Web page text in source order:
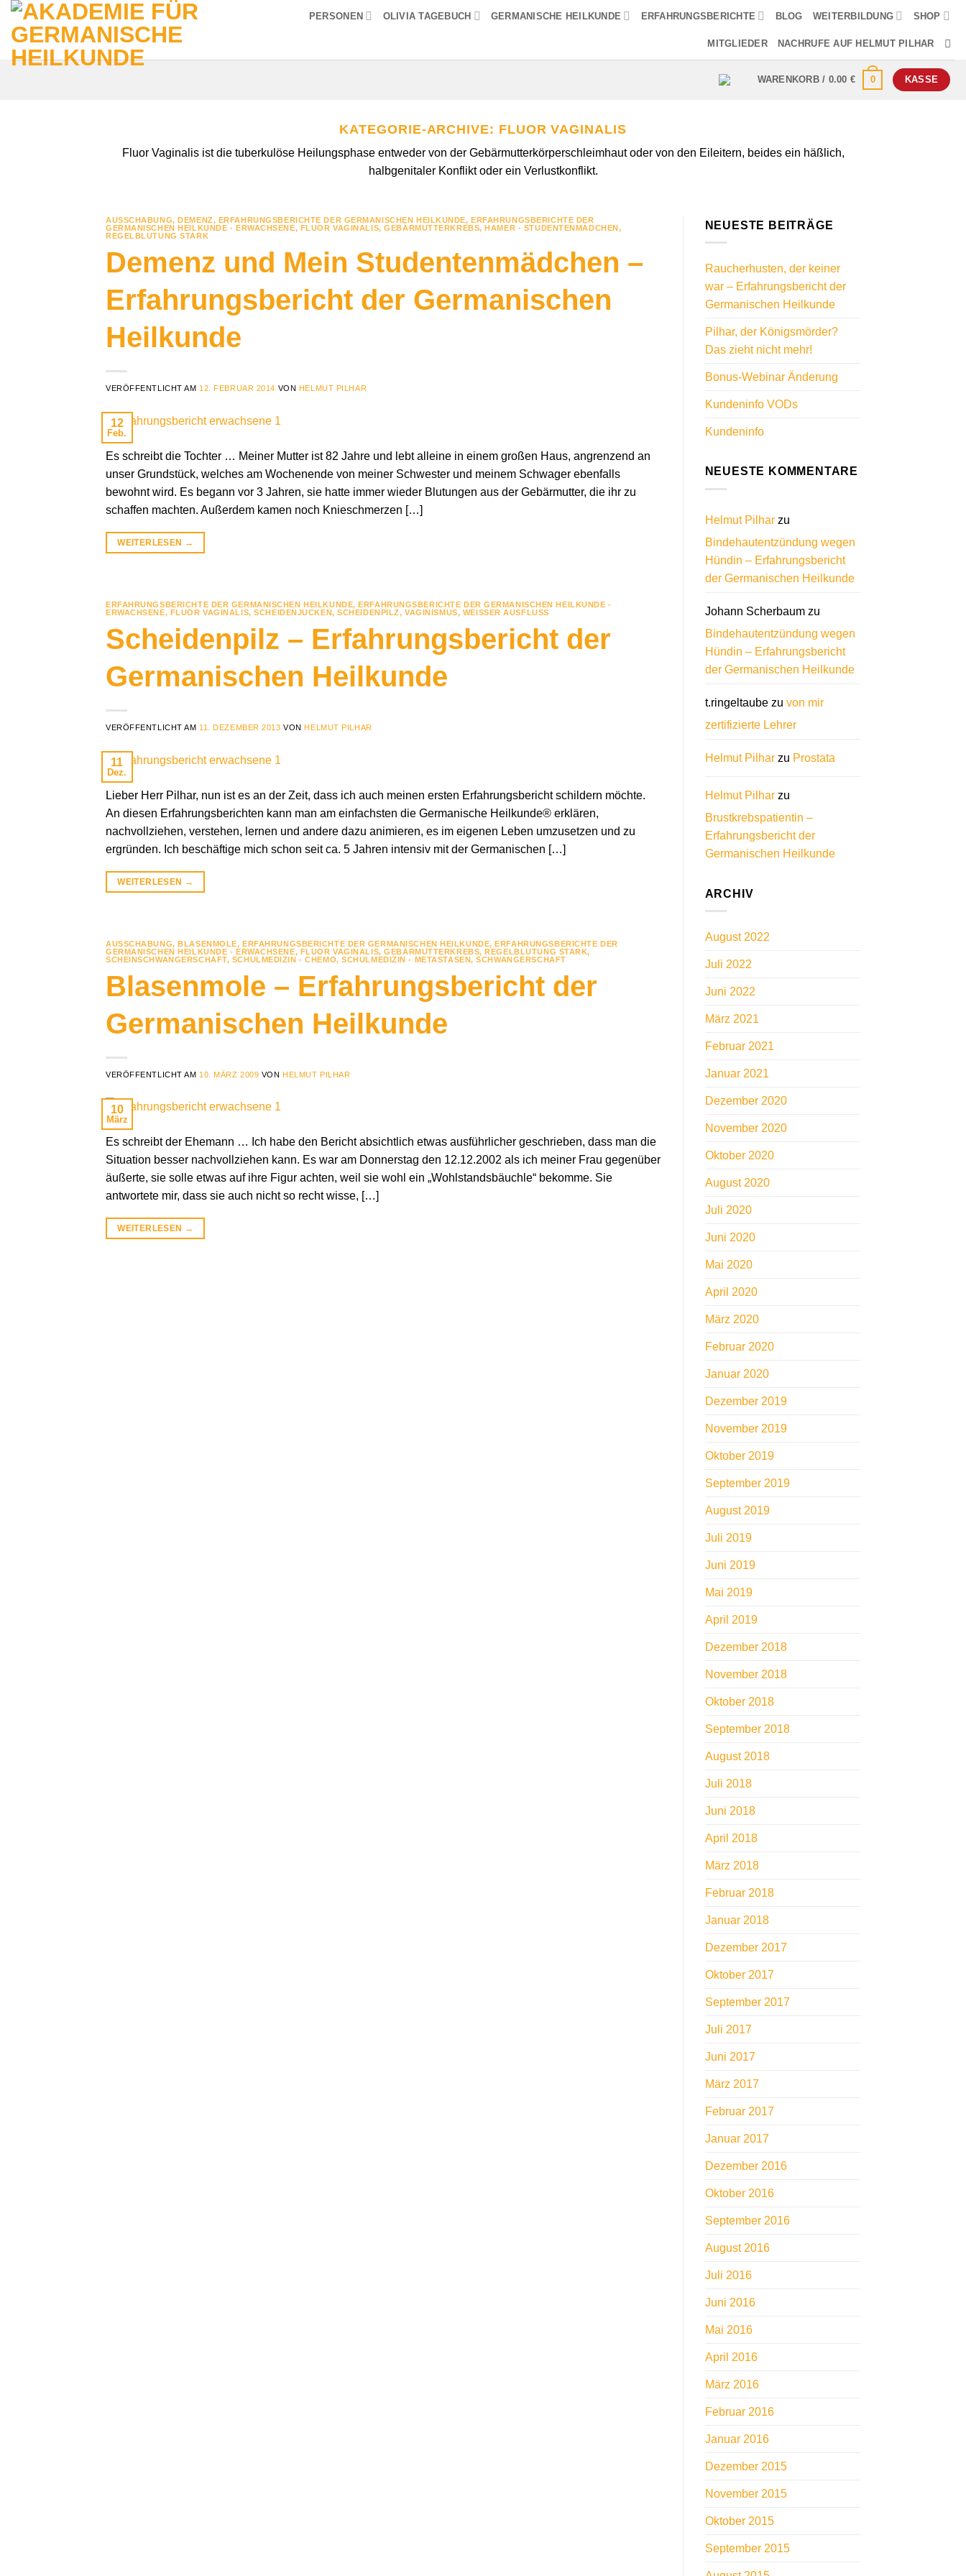
Zum
Inhalt
springen
PERSONEN OLIVIA TAGEBUCH GERMANISCHE HEILKUNDE ERFAHRUNGSBERICHTE BLOG WEITERBILDUNG SHOP
MITGLIEDER NACHRUFE AUF HELMUT PILHAR
WARENKORB / 0.00 € 0 KASSE
KATEGORIE-ARCHIVE: FLUOR VAGINALIS
Fluor Vaginalis ist die tuberkulöse Heilungsphase entweder von der Gebärmutterkörperschleimhaut oder von den Eileitern, beides ein häßlich,
halbgenitaler Konflikt oder ein Verlustkonflikt.
AUSSCHABUNG,DEMENZ, ERFAHRUNGSBERICHTE DER GERMANISCHEN HEILKUNDE,ERFAHRUNGSBERICHTE DER
GERMANISCHEN HEILKUNDE - ERWACHSENE, FLUOR VAGINALIS,GEBÄRMUTTERKREBS,HAMER - STUDENTENMÄDCHEN,
REGELBLUTUNG STARK
Demenz und Mein Studentenmädchen –
Erfahrungsbericht der Germanischen
Heilkunde
VERÖFFENTLICHT AM 12. FEBRUAR 2014 VON HELMUT PILHAR
12
Feb.
Es schreibt die Tochter … Meiner Mutter ist 82 Jahre und lebt alleine in einem großen Haus, angrenzend an
unser Grundstück, welches am Wochenende von meiner Schwester und meinem Schwager ebenfalls
bewohnt wird. Es begann vor 3 Jahren, sie hatte immer wieder Blutungen aus der Gebärmutter, die ihr zu
schaffen machten. Außerdem kamen noch Knieschmerzen […]
WEITERLESEN →
ERFAHRUNGSBERICHTE DER GERMANISCHEN HEILKUNDE,ERFAHRUNGSBERICHTE DER GERMANISCHEN HEILKUNDE -
ERWACHSENE, FLUOR VAGINALIS,SCHEIDENJUCKEN,SCHEIDENPILZ,VAGINISMUS, WEISSER AUSFLUSS
Scheidenpilz – Erfahrungsbericht der
Germanischen Heilkunde
VERÖFFENTLICHT AM 11. DEZEMBER 2013 VON HELMUT PILHAR
11
Dez.
Lieber Herr Pilhar, nun ist es an der Zeit, dass ich auch meinen ersten Erfahrungsbericht schildern möchte.
An diesen Erfahrungsberichten kann man am einfachsten die Germanische Heilkunde® erklären,
nachvollziehen, verstehen, lernen und andere dazu animieren, es im eigenen Leben umzusetzen und zu
ergründen. Ich beschäftige mich schon seit ca. 5 Jahren intensiv mit der Germanischen […]
WEITERLESEN →
AUSSCHABUNG,BLASENMOLE,ERFAHRUNGSBERICHTE DER GERMANISCHEN HEILKUNDE,ERFAHRUNGSBERICHTE DER
GERMANISCHEN HEILKUNDE - ERWACHSENE, FLUOR VAGINALIS,GEBÄRMUTTERKREBS,REGELBLUTUNG STARK,
SCHEINSCHWANGERSCHAFT, SCHULMEDIZIN - CHEMO,SCHULMEDIZIN - METASTASEN,SCHWANGERSCHAFT
Blasenmole – Erfahrungsbericht der
Germanischen Heilkunde
VERÖFFENTLICHT AM 10. MÄRZ 2009 VON HELMUT PILHAR
10
März
Es schreibt der Ehemann … Ich habe den Bericht absichtlich etwas ausführlicher geschrieben, dass man die
Situation besser nachvollziehen kann. Es war am Donnerstag den 12.12.2002 als ich meiner Frau gegenüber
äußerte, sie solle etwas auf ihre Figur achten, weil sie wohl ein „Wohlstandsbäuchle“ bekomme. Sie
antwortete mir, dass sie auch nicht so recht wisse, […]
WEITERLESEN →
NEUESTE BEITRÄGE
Raucherhusten, der keiner
war – Erfahrungsbericht der
Germanischen Heilkunde
Pilhar, der Königsmörder?
Das zieht nicht mehr!
Bonus-Webinar Änderung
Kundeninfo VODs
Kundeninfo
NEUESTE KOMMENTARE
Helmut Pilharzu
Bindehautentzündung wegen
Hündin – Erfahrungsbericht
der Germanischen Heilkunde
Johann Scherbaumzu
Bindehautentzündung wegen
Hündin – Erfahrungsbericht
der Germanischen Heilkunde
t.ringeltaubezu von mir
zertifizierte Lehrer
Helmut Pilharzu Prostata
Helmut Pilharzu
Brustkrebspatientin –
Erfahrungsbericht der
Germanischen Heilkunde
ARCHIV
August 2022
Juli 2022
Juni 2022
März 2021
Februar 2021
Januar 2021
Dezember 2020
November 2020
Oktober 2020
August 2020
Juli 2020
Juni 2020
Mai 2020
April 2020
März 2020
Februar 2020
Januar 2020
Dezember 2019
November 2019
Oktober 2019
September 2019
August 2019
Juli 2019
Juni 2019
Mai 2019
April 2019
Dezember 2018
November 2018
Oktober 2018
September 2018
August 2018
Juli 2018
Juni 2018
April 2018
März 2018
Februar 2018
Januar 2018
Dezember 2017
Oktober 2017
September 2017
Juli 2017
Juni 2017
März 2017
Februar 2017
Januar 2017
Dezember 2016
Oktober 2016
September 2016
August 2016
Juli 2016
Juni 2016
Mai 2016
April 2016
März 2016
Februar 2016
Januar 2016
Dezember 2015
November 2015
Oktober 2015
September 2015